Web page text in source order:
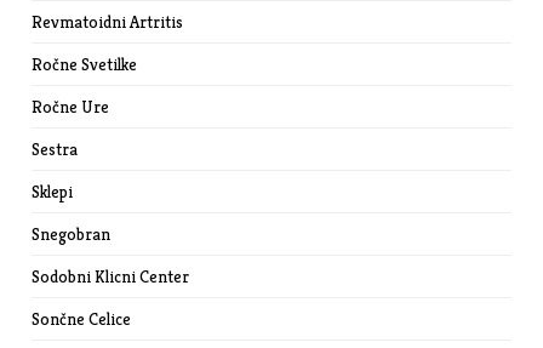
Revmatoidni Artritis
Ročne Svetilke
Ročne Ure
Sestra
Sklepi
Snegobran
Sodobni Klicni Center
Sončne Celice